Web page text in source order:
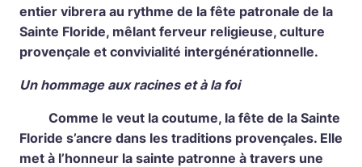
entier vibrera au rythme de la fête patronale de la
Sainte Floride, mêlant ferveur religieuse, culture
provençale et convivialité intergénérationnelle.
Un hommage aux racines et à la foi
Comme le veut la coutume, la fête de la Sainte
Floride s’ancre dans les traditions provençales. Elle
met à l’honneur la sainte patronne à travers une